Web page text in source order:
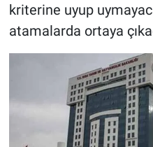
kriterine uyup
atamalarda ortaya